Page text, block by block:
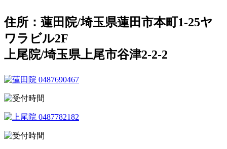
住所：蓮田院/埼玉県蓮田市本町1-25ヤ
ワラビル2F
上尾院/埼玉県上尾市谷津2-2-2